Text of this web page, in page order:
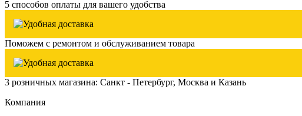
5 способов оплаты для вашего удобства
Поможем с ремонтом и обслуживанием товара
3 розничных магазина: Санкт - Петербург, Москва и Казань
Компания